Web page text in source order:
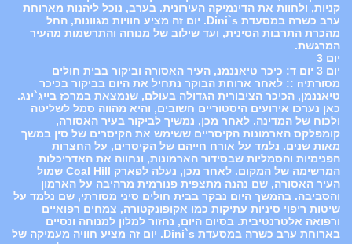
קניות, ולחוות את הדינמיקה העירונית. בערב, נוכל ליהנות מארוחת
ערב כשרה במסעדת Dini`s. יום זה מציע חוויות מגוונות, החל
מהכרת התרבות הסינית, ועד שילוב של מנוחה והתרשמות מהעיר
המרגשת.
יום 3
יום 3 יום ד: כיכר טיאננמנ, העיר האסורה וביקור בבית חולים
מסורתיn :: לאחר ארוחת הבוקר נתחיל את היום בביקור בכיכר
טיאננמן, הכיכר הציבורית הגדולה בעולם, שנמצאת במרכז בייג`ינג.
כאן נערכו אירועים היסטוריים חשובים, והיא מהווה סמל לשליטה
ולכוח של המדינה. לאחר מכן, נמשיך לביקור בעיר האסורה,
קומפלקס הארמונות הקיסריים ששימש את הקיסרים של סין במשך
מאות שנים. נלמד על אורח חייהם של הקיסרים, על החצרות
הפנימיות והסמליות שבסידור הארמונות, ונחווה את האדריכלות
המרשימה של המקום. לאחר מכן, נעלה לפארק Coal Hill שמול
העיר האסורה, שם נהנה מתצפית פנורמית מרהיבה על הארמון
והסביבה. בהמשך היום נבקר בבית חולים סיני מסורתי, שם נלמד על
שיטות ריפוי סיניות עתיקות כמו אקופונקטורה, צמחים רפואיים
ורפואה אלטרנטיבית. בסיום היום, נחזור למלון למנוחה ונסיים
בארוחת ערב כשרה במסעדת Dini`s. יום זה מציע חוויה מעמיקה של